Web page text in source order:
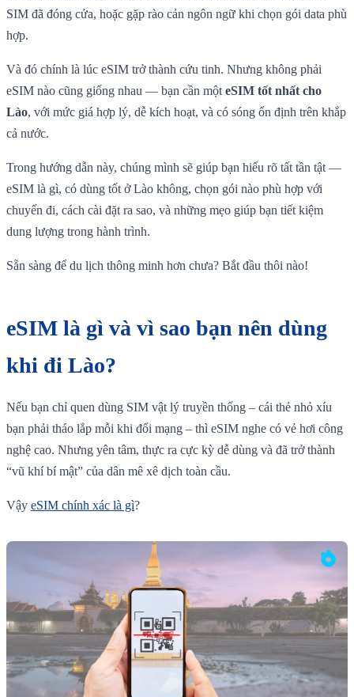
SIM đã đóng cửa, hoặc gặp rào cản ngôn ngữ khi chọn gói data phù
hợp.
Và đó chính là lúc eSIM trở thành cứu tinh. Nhưng không phải
eSIM nào cũng giống nhau — bạn cần một eSIM tốt nhất cho
Lào, với mức giá hợp lý, dễ kích hoạt, và có sóng ổn định trên khắp
cả nước.
Trong hướng dẫn này, chúng mình sẽ giúp bạn hiểu rõ tất tần tật —
eSIM là gì, có dùng tốt ở Lào không, chọn gói nào phù hợp với
chuyến đi, cách cài đặt ra sao, và những mẹo giúp bạn tiết kiệm
dung lượng trong hành trình.
Sẵn sàng để du lịch thông minh hơn chưa? Bắt đầu thôi nào!
eSIM là gì và vì sao bạn nên dùng
khi đi Lào?
Nếu bạn chỉ quen dùng SIM vật lý truyền thống – cái thẻ nhỏ xíu
bạn phải tháo lắp mỗi khi đổi mạng – thì eSIM nghe có vẻ hơi công
nghệ cao. Nhưng yên tâm, thực ra cực kỳ dễ dùng và đã trở thành
“vũ khí bí mật” của dân mê xê dịch toàn cầu.
Vậy eSIM chính xác là gì?